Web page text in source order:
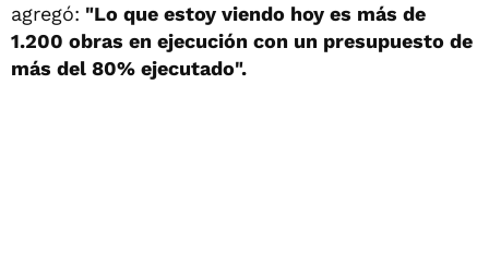
agregó: "Lo que estoy viendo hoy es más de
1.200 obras en ejecución con un presupuesto de
más del 80% ejecutado".